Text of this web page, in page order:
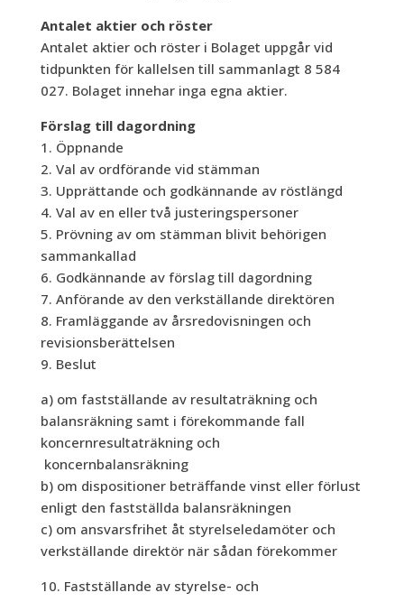
Antalet aktier och röster
Antalet aktier och röster i Bolaget uppgår vid
tidpunkten för kallelsen till sammanlagt 8 584
027. Bolaget innehar inga egna aktier.
Förslag till dagordning
1. Öppnande
2. Val av ordförande vid stämman
3. Upprättande och godkännande av röstlängd
4. Val av en eller två justeringspersoner
5. Prövning av om stämman blivit behörigen
sammankallad
6. Godkännande av förslag till dagordning
7. Anförande av den verkställande direktören
8. Framläggande av årsredovisningen och
revisionsberättelsen
9. Beslut
a) om fastställande av resultaträkning och
balansräkning samt i förekommande fall
koncernresultaträkning och
koncernbalansräkning
b) om dispositioner beträffande vinst eller förlust
enligt den fastställda balansräkningen
c) om ansvarsfrihet åt styrelseledamöter och
verkställande direktör när sådan förekommer
10. Fastställande av styrelse- och